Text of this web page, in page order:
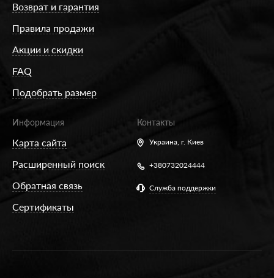
Возврат и гарантия
Правила продажи
Акции и скидки
FAQ
Подобрать размер
Информация
Карта сайта
Расширенный поиск
Обратная связь
Сертификаты
Контакты
Украина, г. Киев
+380732024444
Служба поддержки